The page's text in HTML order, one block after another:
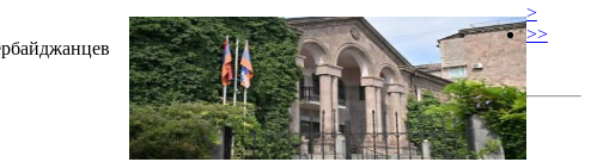
>
>>